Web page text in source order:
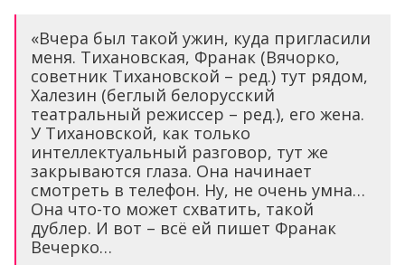
«Вчера был такой ужин, куда пригласили
меня. Тихановская, Франак (Вячорко,
советник Тихановской – ред.) тут рядом,
Халезин (беглый белорусский
театральный режиссер – ред.), его жена.
У Тихановской, как только
интеллектуальный разговор, тут же
закрываются глаза. Она начинает
смотреть в телефон. Ну, не очень умна…
Она что-то может схватить, такой
дублер. И вот – всё ей пишет Франак
Вечерко…